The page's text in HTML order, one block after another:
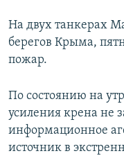
На двух танкерах
берегов Крыма,
пожар.
По состоянию на
усиления крена не
информационное
источник в